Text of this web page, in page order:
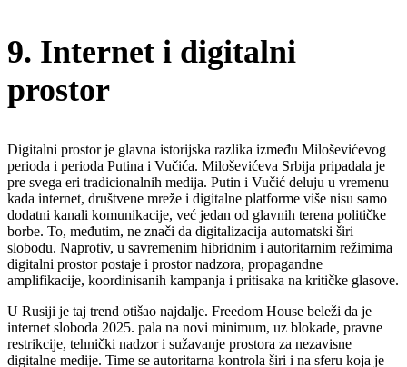
9. Internet i digitalni
prostor
Digitalni prostor je glavna istorijska razlika između Miloševićevog
perioda i perioda Putina i Vučića. Miloševićeva Srbija pripadala je
pre svega eri tradicionalnih medija. Putin i Vučić deluju u vremenu
kada internet, društvene mreže i digitalne platforme više nisu samo
dodatni kanali komunikacije, već jedan od glavnih terena političke
borbe. To, međutim, ne znači da digitalizacija automatski širi
slobodu. Naprotiv, u savremenim hibridnim i autoritarnim režimima
digitalni prostor postaje i prostor nadzora, propagandne
amplifikacije, koordinisanih kampanja i pritisaka na kritičke glasove.
U Rusiji je taj trend otišao najdalje. Freedom House beleži da je
internet sloboda 2025. pala na novi minimum, uz blokade, pravne
restrikcije, tehnički nadzor i sužavanje prostora za nezavisne
digitalne medije. Time se autoritarna kontrola širi i na sferu koja je